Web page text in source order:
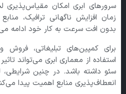
سرورهای ابری امکان مقیاس‌پذیری
زمان افزایش ناگهانی ترافیک،
بدون افت سرعت به کار خود ادامه
برای کمپین‌های تبلیغاتی، فروش
استفاده از معماری ابری می‌تواند
سئو داشته باشد. در چنین شرایطی،
انعطاف‌پذیری منابع اهمیت پیدا